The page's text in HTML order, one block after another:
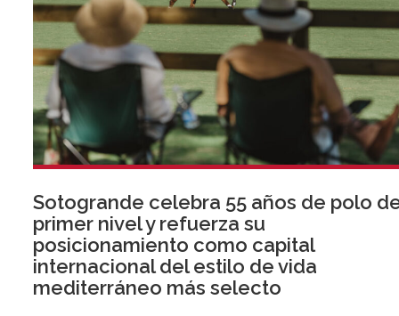
Sotogrande celebra 55 años de polo
primer nivel y refuerza su
posicionamiento como capital
internacional del estilo de vida
mediterráneo más selecto